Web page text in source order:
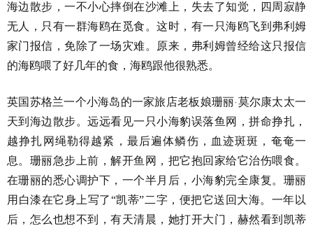
海边散步，一不小心摔倒在沙滩上，失去了知觉，四周寂静
无人，只有一群海鸥在觅食。这时，有一只海鸥飞到弗利姆
家门报信，免除了一场灾难。原来，弗利姆曾经给这只报信
的海鸥喂了好几年的食，海鸥跟他很熟悉。
英国苏格兰一个小海岛的一家旅店老板娘珊丽· 莫尔康太太一
天到海边散步。远远看见一只小海豹误落鱼网，拼命挣扎，
越挣扎网绳勒得越紧，最后遍体鳞伤，血迹斑斑，奄奄一
息。珊丽急步上前，解开鱼网，把它抱回家给它治伤喂食。
在珊丽的悉心调护下，一个半月后，小海豹完全康复。珊丽
用白漆在它身上写了“凯蒂”二字，便把它送回大海。一年以
后，怎么也想不到，有天清晨，她打开大门，赫然看到凯蒂